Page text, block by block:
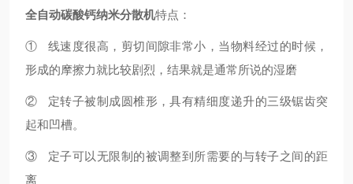
全自动碳酸钙纳米分散机特点：
① 线速度很高，剪切间隙非常小，当物料经过的时候，
形成的摩擦力就比较剧烈，结果就是通常所说的湿磨
② 定转子被制成圆椎形，具有精细度递升的三级锯齿突
起和凹槽。
③ 定子可以无限制的被调整到所需要的与转子之间的距
离